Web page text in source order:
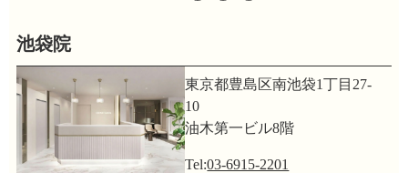
池袋院
東京都豊島区南池袋1丁目27-
10
油木第一ビル8階
Tel:03-6915-2201